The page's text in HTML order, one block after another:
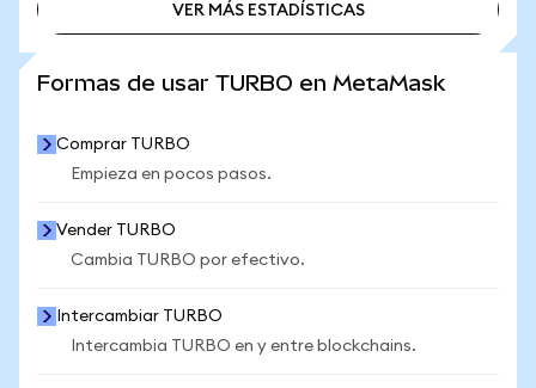
VER MÁS ESTADÍSTICAS
Formas de usar TURBO en MetaMask
Comprar TURBO
Empieza en pocos pasos.
Vender TURBO
Cambia TURBO por efectivo.
Intercambiar TURBO
Intercambia TURBO en y entre blockchains.